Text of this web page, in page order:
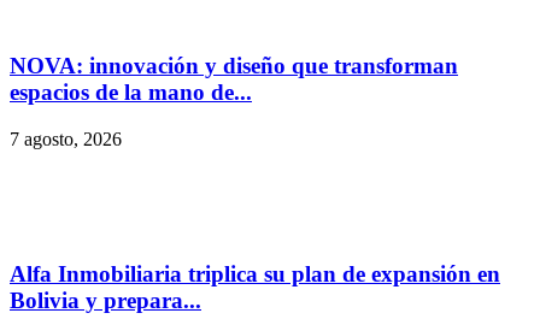
NOVA: innovación y diseño que transforman
espacios de la mano de...
7 agosto, 2026
Alfa Inmobiliaria triplica su plan de expansión en
Bolivia y prepara...